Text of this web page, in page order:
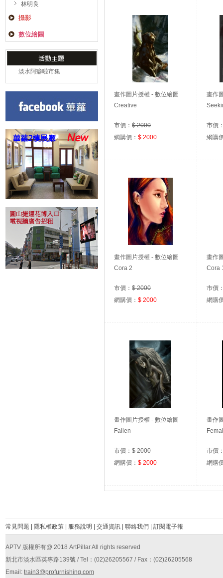
林明良
攝影
數位繪圖
淡水阿癖啦市集
畫作圖片授權 - 數位繪圖
Creative
市價： $ 2000
網購價： $ 2000
畫作
市價
網購
畫作圖片授權 - 數位繪圖
Cora 2
市價： $ 2000
網購價： $ 2000
畫作
Cora
市價
網購
畫作圖片授權 - 數位繪圖
Fallen
市價： $ 2000
網購價： $ 2000
畫作
市價
網購
常見問題
隱私權政策 服務說明 交通資訊 聯絡我們 訂閱電子報
APTV 版權所有@ 2018 ArtPillar All rights reserved
新北市淡水區英專路139號 / Tel：(02)26205567 / Fax：(02)26205568
Email: train3@profurnishing.com